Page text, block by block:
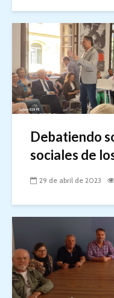
Debatiendo
sociales de
29 de abril de 2023